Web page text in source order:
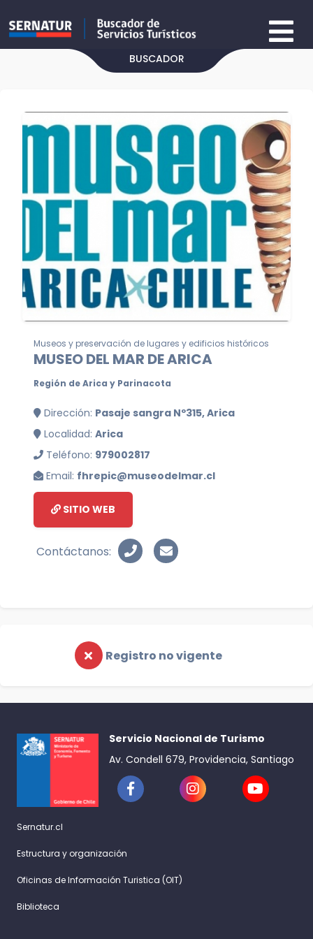
BUSCADOR
Museos y preservación de lugares y edificios históricos
MUSEO DEL MAR DE ARICA
Región de Arica y Parinacota
Dirección: Pasaje sangra Nº315, Arica
Localidad: Arica
Teléfono: 979002817
Email: fhrepic@museodelmar.cl
SITIO WEB
Contáctanos:
Registro no vigente
Servicio Nacional de Turismo
Av. Condell 679, Providencia, Santiago
Sernatur.cl
Estructura y organización
Oficinas de Información Turistica (OIT)
Biblioteca